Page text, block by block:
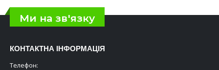
Ми на зв'язку
КОНТАКТНА ІНФОРМАЦІЯ
Телефон: